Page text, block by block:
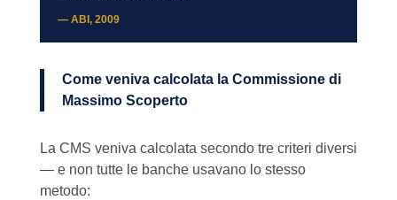
— ABI, 2009
Come veniva calcolata la Commissione di
Massimo Scoperto
La CMS veniva calcolata secondo tre criteri diversi
— e non tutte le banche usavano lo stesso
metodo: